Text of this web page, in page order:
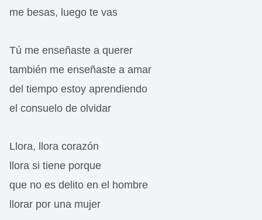
me besas, luego te vas
Tú me enseñaste a querer
también me enseñaste a amar
del tiempo estoy aprendiendo
el consuelo de olvidar
Llora, llora corazón
llora si tiene porque
que no es delito en el hombre
llorar por una mujer